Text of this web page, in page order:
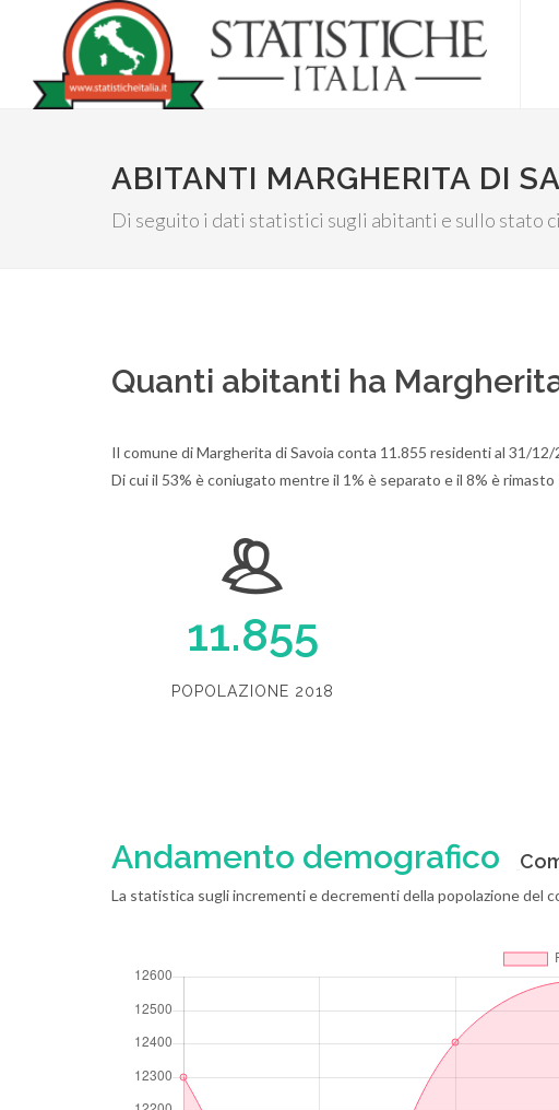
ABITANTI MARGHERITA DI
Di seguito i dati statistici sugli abitanti e sullo stato
Quanti abitanti ha
Il comune di Margherita di Savoia conta 11.855 residenti al 31/
Di cui il 53% è coniugato mentre il 1% è separato e il 8% è rimasto
11.855
POPOLAZIONE 2018
Andamento demografico
La statistica sugli incrementi e decrementi della popolazione del